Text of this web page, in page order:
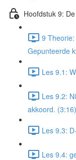
Hoofdstuk 9:
9
Gepunteerde
Les 9.1:
Les 9.2:
akkoord. (3:16)
Les 9.3:
Les 9.4: